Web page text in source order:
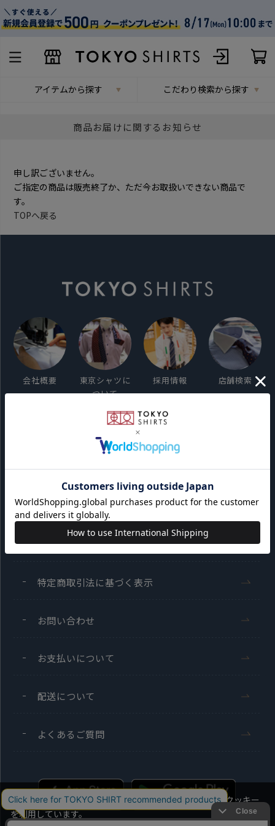
アイテムから探す こだわり検索から探す
商品お届けに関するお知らせ
申し訳ございません。
ご指定の商品は販売終了か、ただ今お取扱いできない商品で
す。
TOPへ戻る
会社概要
東京シャツに
ついて
採用情報 店舗検索
サイト利用規約
会員利用規約
プライバシーポリシー
特定商取引法に基づく表示
お問い合わせ
お支払いについて
配送について
よくあるご質問
当社のウェブサイトでは、お客様の利便性向上のためにクッキー
を利用しています。